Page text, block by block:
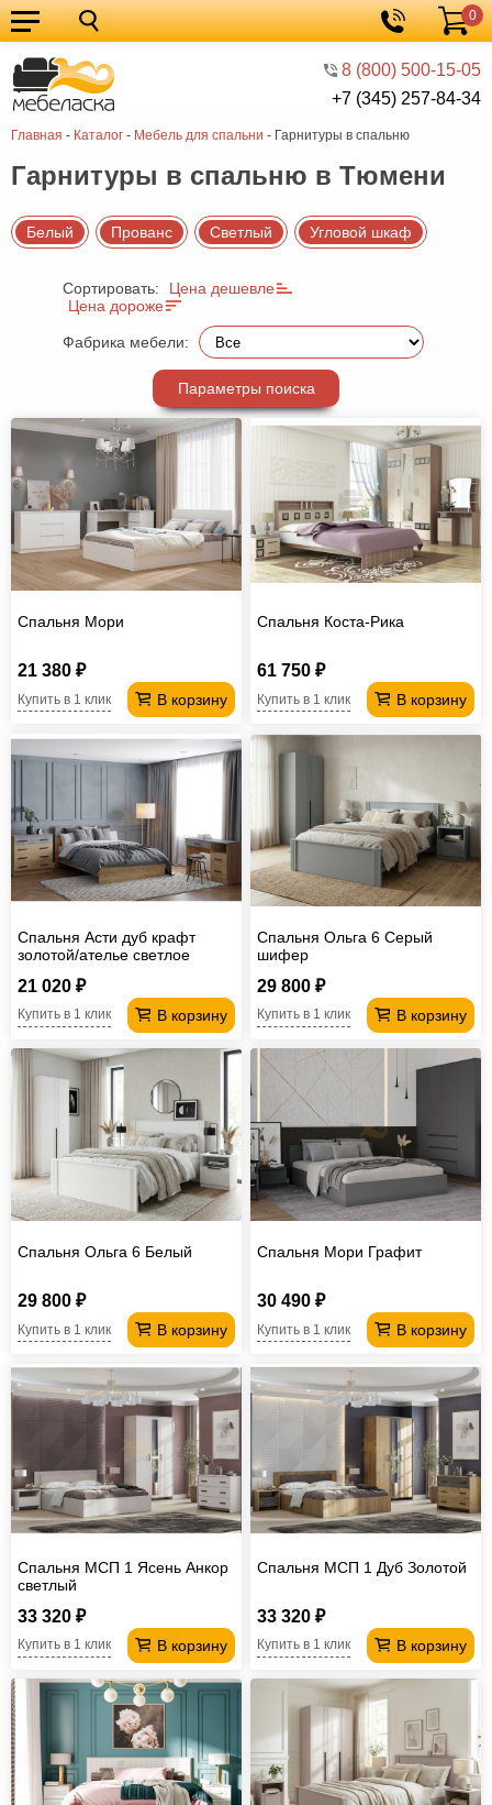
8 (800) 500-15-05
+7 (345) 257-84-34
Корзина
0
Главная - Каталог - Мебель для спальни - Гарнитуры в спальню
Кухонные
гарнитуры
Мебель
для
кухни
Мебель
для
спальни
Кровати
Шкафы
Диваны
мебель
Детская
мебель
Мебель
гостиную
для
прихожей
Столы
Комоды
Офисная
мебель
Столы
под
компьютер
Мебель
для
Мебель
Кресла-
ротанга
мебель
Косметологическое
оборудование
Гарнитуры в спальню в Тюмени
Белый Прованс Светлый Угловой шкаф
Сортировать:
Цена дешевле
Цена дороже
Фабрика мебели:
Параметры поиска
Спальня Мори
21 380 ₽
В корзину
Купить в 1 клик
Спальня Коста-Рика
61 750 ₽
В корзину
Купить в 1 клик
Спальня Асти дуб крафт
золотой/ателье светлое
21 020 ₽
В корзину
Купить в 1 клик
Спальня Ольга 6 Серый
шифер
29 800 ₽
В корзину
Купить в 1 клик
Спальня Ольга 6 Белый
29 800 ₽
В корзину
Купить в 1 клик
Спальня Мори Графит
30 490 ₽
В корзину
Купить в 1 клик
Спальня МСП 1 Ясень Анкор
светлый
33 320 ₽
В корзину
Купить в 1 клик
Спальня МСП 1 Дуб Золотой
33 320 ₽
В корзину
Купить в 1 клик